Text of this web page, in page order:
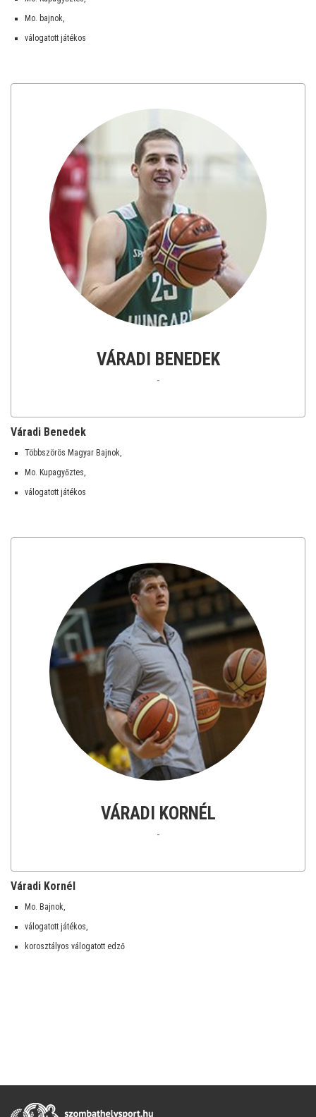
Mo. bajnok,
válogatott játékos
VÁRADI BENEDEK
-
Váradi Benedek
Többszörös Magyar Bajnok,
Mo. Kupagyőztes,
válogatott játékos
VÁRADI KORNÉL
-
Váradi Kornél
Mo. Bajnok,
válogatott játékos,
korosztályos válogatott edző